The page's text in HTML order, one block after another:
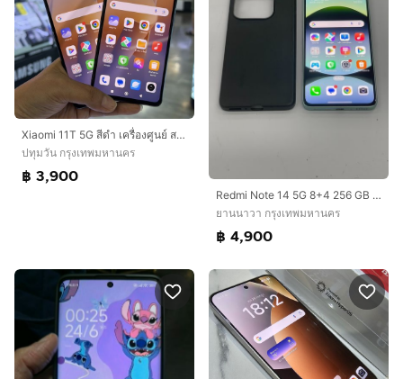
Xiaomi 11T 5G สีดำ เครื่องศูนย์ สภาพสวยมาก จอ6.67นิ้ว แรม8รอม256 กล้อง108ล้าน(3ตัว)🔥🔥
ปทุมวัน กรุงเทพมหานคร
฿ 3,900
Redmi Note 14 5G 8+4 256 GB ประกันนาน สภาพสวย ราคาถูกใจ
ยานนาวา กรุงเทพมหานคร
฿ 4,900